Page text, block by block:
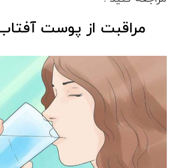
مراقبت از پوست